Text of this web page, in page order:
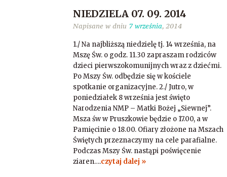
NIEDZIELA 07. 09. 2014
Napisane w dniu 7 września, 2014
1./ Na najbliższą niedzielę tj. 14 września, na
Mszę Św. o godz. 11.30 zapraszam rodziców
dzieci pierwszokomunijnych wraz z dziećmi.
Po Mszy Św. odbędzie się w kościele
spotkanie organizacyjne. 2./ Jutro, w
poniedziałek 8 września jest święto
Narodzenia NMP – Matki Bożej „Siewnej”.
Msza św w Pruszkowie będzie o 17.00, a w
Pamięcinie o 18.00. Ofiary złożone na Mszach
Świętych przeznaczymy na cele parafialne.
Podczas Mszy Św. nastąpi poświęcenie
ziaren….czytaj dalej »